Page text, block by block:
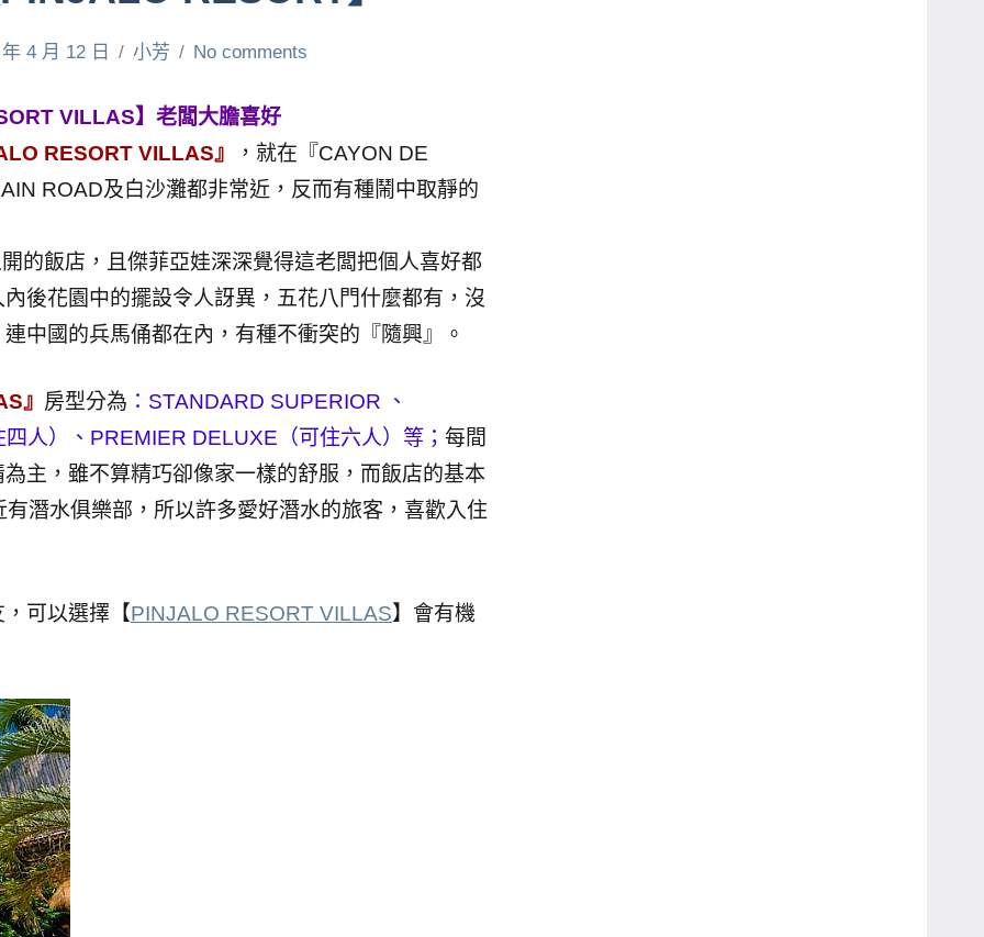
4 月 12 日 小芳 No comments
VILLAS】老闆大膽喜好
RESORT VILLAS』
，就在『CAYON DE
ROAD及白沙灘都非常近，反而有種鬧中取靜的
的飯店，且傑菲亞娃深深覺得這老闆把個人喜好都
後花園中的擺設令人訝異，五花八門什麼都有，沒
中國的兵馬俑都在內，有種不衝突的『隨興』。
』 房型分為 ：STANDARD SUPERIOR 、
人）、PREMIER DELUXE（可住六人）等； 每間
主，雖不算精巧卻像家一樣的舒服，而飯店的基本
潛水俱樂部，所以許多愛好潛水的旅客，喜歡入住
可以選擇【PINJALO RESORT VILLAS】會有機